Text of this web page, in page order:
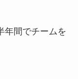
年間でチームを